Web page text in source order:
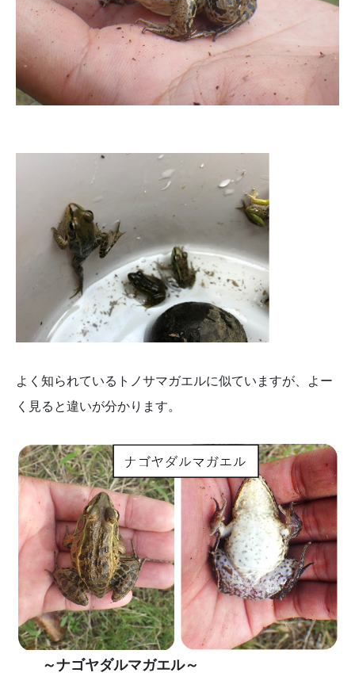
よく知られているトノサマガエルに似ていますが、よー
く見ると違いが分かります。
～ナゴヤダルマガエル～